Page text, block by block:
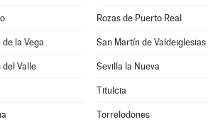
Rozas de Puerto Real
la Vega San Martín de Valdeiglesias
Valle Sevilla la Nueva
Titulcia
Torrelodones